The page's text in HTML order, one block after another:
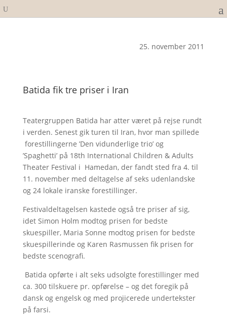
25. november 2011
Batida fik tre priser i Iran
Teatergruppen Batida har atter været på rejse rundt
i verden. Senest gik turen til Iran, hvor man spillede
forestillingerne ’Den vidunderlige trio’ og
’Spaghetti’ på 18th International Children & Adults
Theater Festival i Hamedan, der fandt sted fra 4. til
11. november med deltagelse af seks udenlandske
og 24 lokale iranske forestillinger.
Festivaldeltagelsen kastede også tre priser af sig,
idet Simon Holm modtog prisen for bedste
skuespiller, Maria Sonne modtog prisen for bedste
skuespillerinde og Karen Rasmussen fik prisen for
bedste scenografi.
Batida opførte i alt seks udsolgte forestillinger med
ca. 300 tilskuere pr. opførelse – og det foregik på
dansk og engelsk og med projicerede undertekster
på farsi.